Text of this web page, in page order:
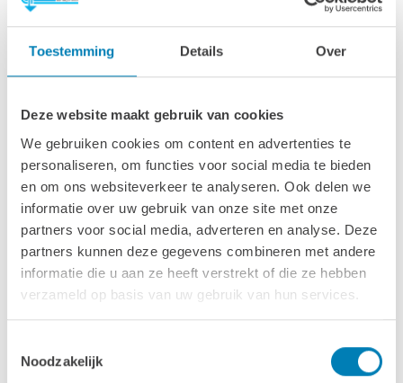
Toestemming Details Over
Deze website maakt gebruik van cookies
We gebruiken cookies om content en advertenties te
personaliseren, om functies voor social media te bieden
en om ons websiteverkeer te analyseren. Ook delen we
informatie over uw gebruik van onze site met onze
partners voor social media, adverteren en analyse. Deze
partners kunnen deze gegevens combineren met andere
informatie die u aan ze heeft verstrekt of die ze hebben
verzameld op basis van uw gebruik van hun services.
Noodzakelijk
Afmetingen & specs
Afmetingen fundamentmaat (bxl)
Afmetingen inclusief oren (bxl)
300 x 250 cm
Oppervlakte (m2)
6,4m2
Wandhoogte & nokhoogte
188 cm / 228 cm
28 mm